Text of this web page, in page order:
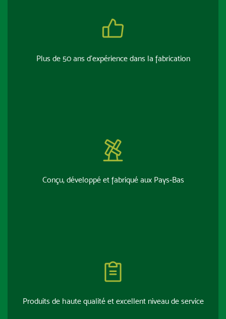
Plus de 50 ans d’expérience dans la fabrication
Conçu, développé et fabriqué aux Pays‑Bas
Produits de haute qualité et excellent niveau de service